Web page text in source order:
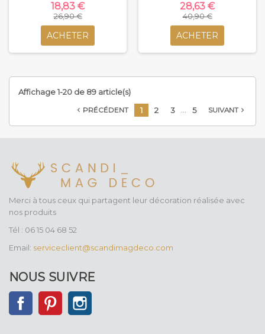
18,83 €
26,90 €
ACHETER
28,63 €
40,90 €
ACHETER
Affichage 1-20 de 89 article(s)
 PRÉCÉDENT 1 2 3 5 SUIVANT
Merci à tous ceux qui partagent leur décoration réalisée avec
nos produits
Tél : 06 15 04 68 52
Email: serviceclient@scandimagdeco.com
NOUS SUIVRE
FacebookPinterest